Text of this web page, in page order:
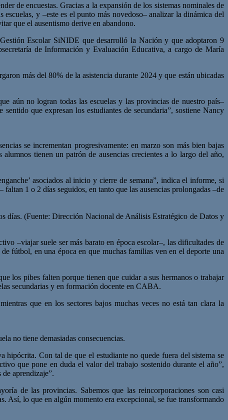
de encuestas. Gracias a la expansión de los sistemas nominales de
y –este es el punto más novedoso– analizar la dinámica del
que el ausentismo derive en abandono.
Escolar SiNIDE que desarrolló la Nación y que adoptaron 9
de Información y Evaluación Educativa, a cargo de María
más del 80% de la asistencia durante 2024 y que están ubicadas
aún no logran todas las escuelas y las provincias de nuestro país–
que expresan los estudiantes de secundaria”, sostiene Nancy
se incrementan progresivamente: en marzo son más bien bajas
tienen un patrón de ausencias crecientes a lo largo del año,
asociados al inicio y cierre de semana”, indica el informe, si
1 o 2 días seguidos, en tanto que las ausencias prolongadas –de
días. (Fuente: Dirección Nacional de Análisis Estratégico de Datos y
–viajar suele ser más barato en época escolar–, las dificultades de
fútbol, en una época en que muchas familias ven en el deporte una
los pibes falten porque tienen que cuidar a sus hermanos o trabajar
secundarias y en formación docente en CABA.
que en los sectores bajos muchas veces no está tan clara la
no tiene demasiadas consecuencias.
hipócrita. Con tal de que el estudiante no quede fuera del sistema se
que pone en duda el valor del trabajo sostenido durante el año”,
aprendizaje”.
de las provincias. Sabemos que las reincorporaciones son casi
Así, lo que en algún momento era excepcional, se fue transformando